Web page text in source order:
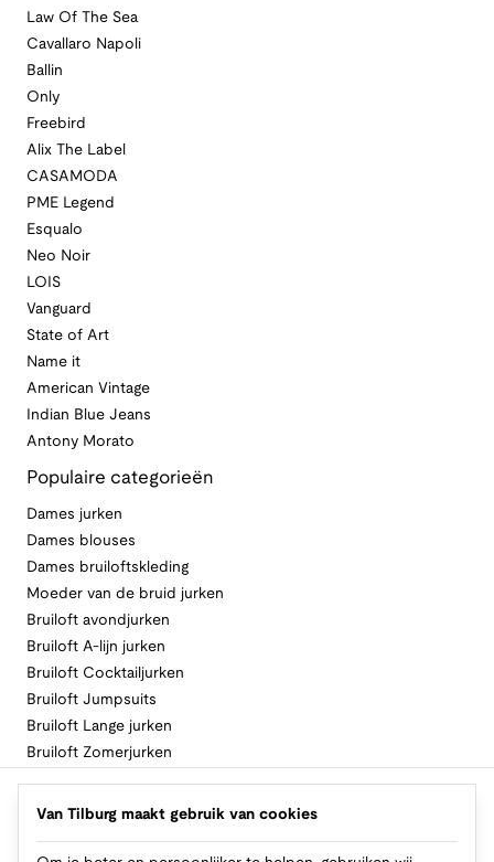
Law Of The Sea
Cavallaro Napoli
Ballin
Only
Freebird
Alix The Label
CASAMODA
PME Legend
Esqualo
Neo Noir
LOIS
Vanguard
State of Art
Name it
American Vintage
Indian Blue Jeans
Antony Morato
Populaire categorieën
Dames jurken
Dames blouses
Dames bruiloftskleding
Moeder van de bruid jurken
Bruiloft avondjurken
Bruiloft A-lijn jurken
Bruiloft Cocktailjurken
Bruiloft Jumpsuits
Bruiloft Lange jurken
Bruiloft Zomerjurken
Volg Van Tilburg
Van Tilburg maakt gebruik van cookies